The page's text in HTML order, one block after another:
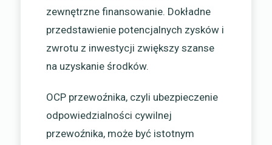
zewnętrzne finansowanie. Dokładne
przedstawienie potencjalnych zysków i
zwrotu z inwestycji zwiększy szanse
na uzyskanie środków.
OCP przewoźnika, czyli ubezpieczenie
odpowiedzialności cywilnej
przewoźnika, może być istotnym